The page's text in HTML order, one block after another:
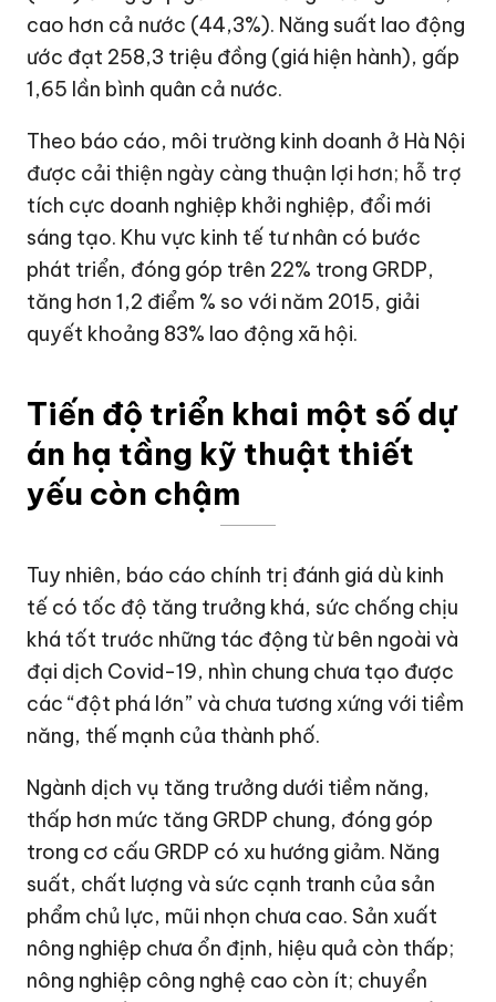
cao hơn cả nước (44,3%). Năng suất lao động
ước đạt 258,3 triệu đồng (giá hiện hành), gấp
1,65 lần bình quân cả nước.
Theo báo cáo, môi trường kinh doanh ở Hà Nội
được cải thiện ngày càng thuận lợi hơn; hỗ trợ
tích cực doanh nghiệp khởi nghiệp, đổi mới
sáng tạo. Khu vực kinh tế tư nhân có bước
phát triển, đóng góp trên 22% trong GRDP,
tăng hơn 1,2 điểm % so với năm 2015, giải
quyết khoảng 83% lao động xã hội.
Tiến độ triển khai một số dự
án hạ tầng kỹ thuật thiết
yếu còn chậm
Tuy nhiên, báo cáo chính trị đánh giá dù kinh
tế có tốc độ tăng trưởng khá, sức chống chịu
khá tốt trước những tác động từ bên ngoài và
đại dịch Covid-19, nhìn chung chưa tạo được
các “đột phá lớn” và chưa tương xứng với tiềm
năng, thế mạnh của thành phố.
Ngành dịch vụ tăng trưởng dưới tiềm năng,
thấp hơn mức tăng GRDP chung, đóng góp
trong cơ cấu GRDP có xu hướng giảm. Năng
suất, chất lượng và sức cạnh tranh của sản
phẩm chủ lực, mũi nhọn chưa cao. Sản xuất
nông nghiệp chưa ổn định, hiệu quả còn thấp;
nông nghiệp công nghệ cao còn ít; chuyển